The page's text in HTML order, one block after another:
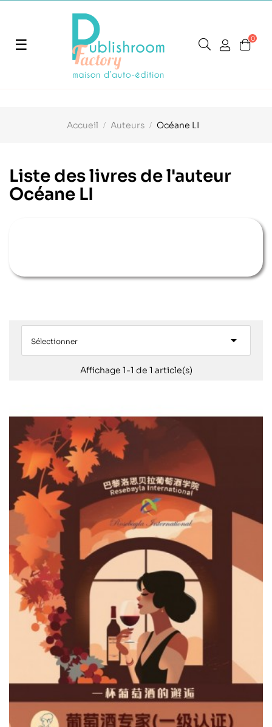
Basculer
navigation
☰ 0
Accueil Auteurs Océane LI
Liste des livres de l'auteur
Océane LI
Sélectionner 
Affichage 1-1 de 1 article(s)